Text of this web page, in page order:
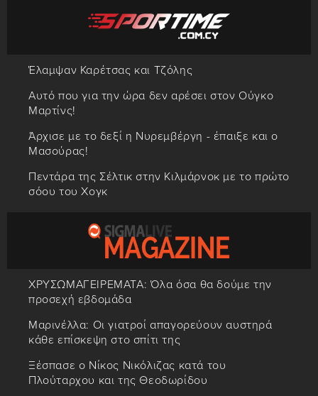
Έλαμψαν Καρέτσας και Τζόλης
Αυτό που για την ώρα δεν αρέσει στον Ούγκο
Μαρτίνς!
Άρχισε με το δεξί η Νυρεμβέργη - έπαιξε και ο
Μασούρας!
Πεντάρα της Σέλτικ στην Κιλμάρνοκ με το πρώτο
σόου του Χογκ
ΧΡΥΣΩΜΑΓΕΙΡΕΜΑΤΑ: Όλα όσα θα δούμε την
προσεχή εβδομάδα
Μαρινέλλα: Οι γιατροί απαγορεύουν αυστηρά
κάθε επίσκεψη στο σπίτι της
Ξέσπασε ο Νίκος Νικόλιζας κατά του
Πλούταρχου και της Θεοδωρίδου